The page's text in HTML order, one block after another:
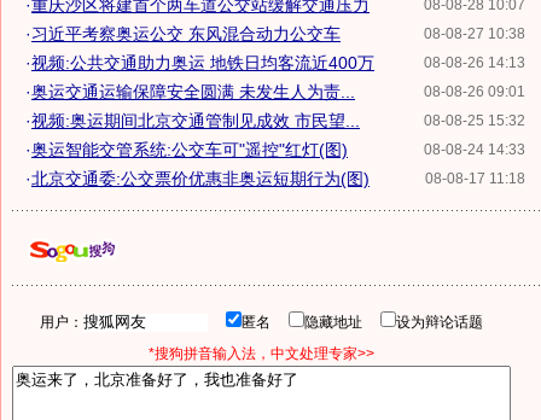
08-08-28 10:07
·重庆沙区将建首个两车道公交站缓解交通压力
08-08-27 10:38
·习近平考察奥运公交 东风混合动力公交车
08-08-26 14:13
·视频:公共交通助力奥运 地铁日均客流近400万
08-08-26 09:01
·奥运交通运输保障安全圆满 未发生人为责...
08-08-25 15:32
·视频:奥运期间北京交通管制见成效 市民望...
08-08-24 14:33
·奥运智能交管系统:公交车可"遥控"红灯(图)
08-08-17 11:18
·北京交通委:公交票价优惠非奥运短期行为(图)
用户： 匿名 隐藏地址
设为辩论话题
*搜狗拼音输入法，中文处理专家>>